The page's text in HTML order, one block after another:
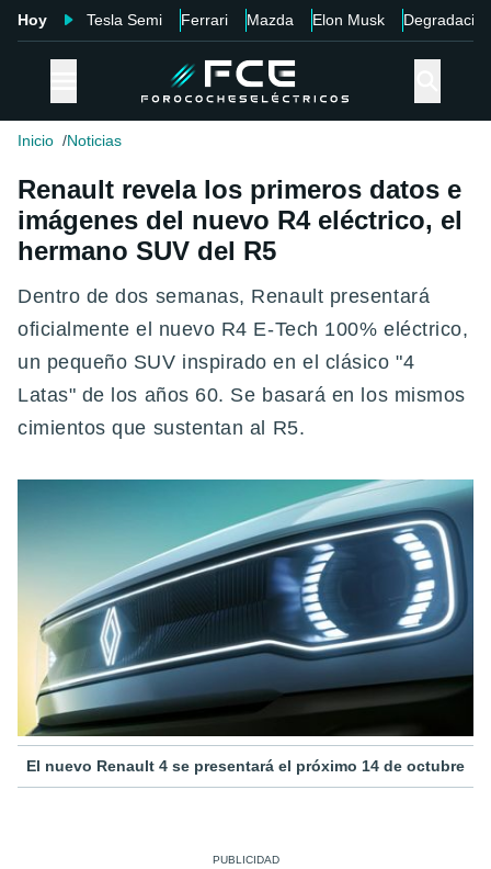
Hoy Tesla Semi Ferrari Mazda Elon Musk Degradación
Inicio Noticias
Renault revela los primeros datos e
imágenes del nuevo R4 eléctrico, el
hermano SUV del R5
Dentro de dos semanas, Renault presentará
oficialmente el nuevo R4 E-Tech 100% eléctrico,
un pequeño SUV inspirado en el clásico "4
Latas" de los años 60. Se basará en los mismos
cimientos que sustentan al R5.
El nuevo Renault 4 se presentará el próximo 14 de octubre